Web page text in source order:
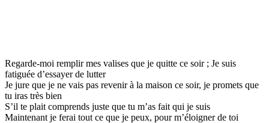
Regarde-moi remplir mes valises que je quitte ce soir ; Je suis
fatiguée d’essayer de lutter
Je jure que je ne vais pas revenir à la maison ce soir, je promets que
tu iras très bien
S’il te plait comprends juste que tu m’as fait qui je suis
Maintenant je ferai tout ce que je peux, pour m’éloigner de toi